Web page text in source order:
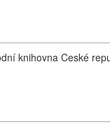
knihovna Ceské